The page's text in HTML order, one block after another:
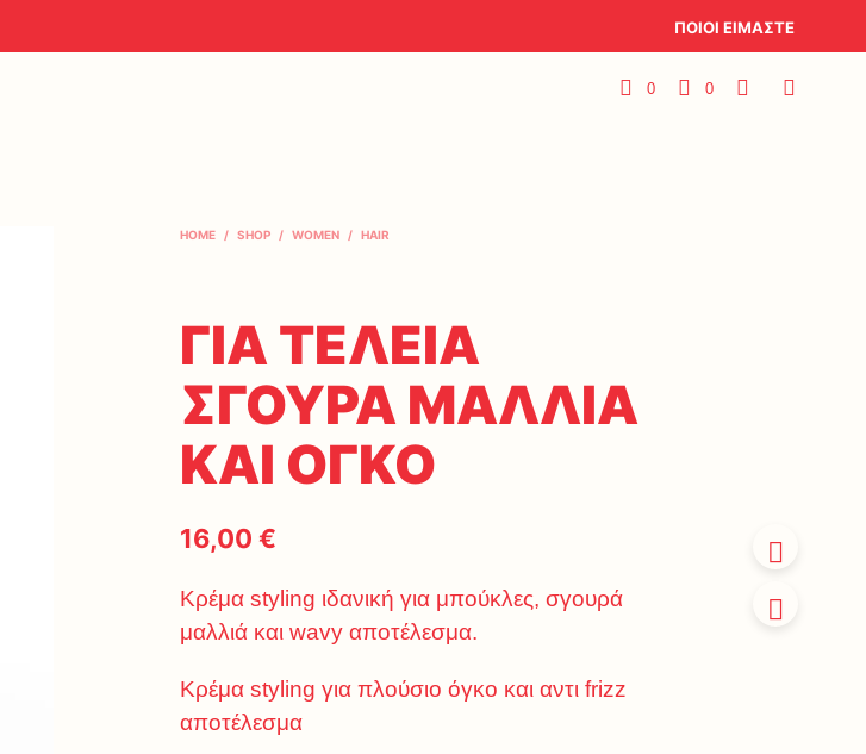
ΠΟΙΟΙ ΕΙΜΑΣΤΕ
0 0
HOME / SHOP / WOMEN / HAIR
ΓΙΑ ΤΕΛΕΙΑ
ΣΓΟΥΡΑ ΜΑΛΛΙΑ
ΚΑΙ ΟΓΚΟ
16,00€
Κρέμα styling ιδανική για μπούκλες, σγουρά
μαλλιά και wavy αποτέλεσμα.
Κρέμα styling για πλούσιο όγκο και αντι frizz
αποτέλεσμα